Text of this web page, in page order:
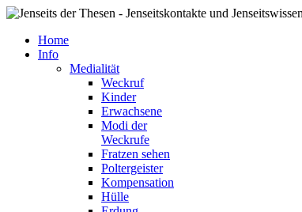
Home
Info
Medialität
Weckruf
Kinder
Erwachsene
Modi der
Weckrufe
Fratzen sehen
Poltergeister
Kompensation
Hülle